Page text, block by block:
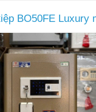
BO50FE Luxury